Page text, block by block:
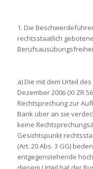
1. Die
rechtsstaatlich
a) Die mit dem Urteil
Dezember 2006 (XI ZR
Rechtsprechung zur
Bank über an sie
keine
Gesichtspunkt
(Art. 20 Abs. 3 GG)
entgegenstehende